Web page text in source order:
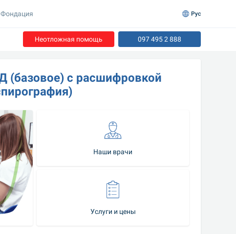
Неотложная помощь 097 495 2 888
(базовое) с расшифровкой
Наши врачи
Услуги и цены
Фондация Рус